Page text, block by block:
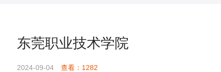
东莞职业技术学院
2024-09-04 查看：1282